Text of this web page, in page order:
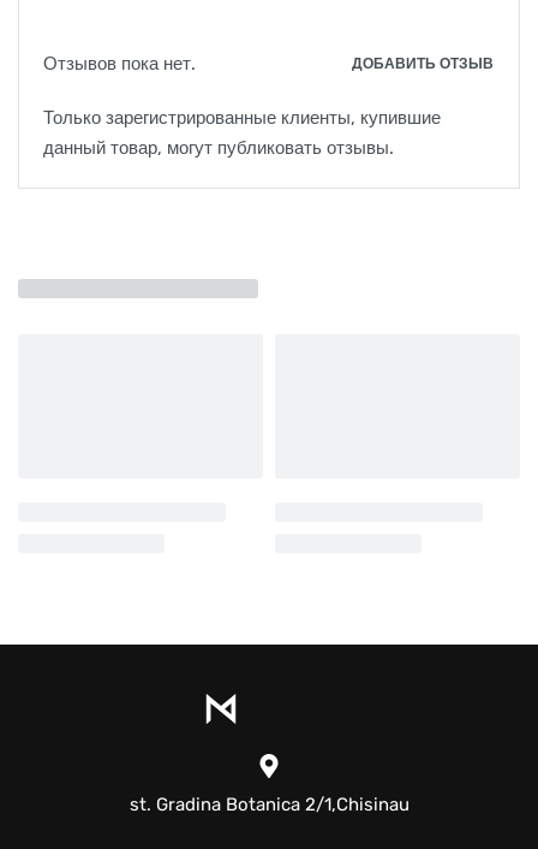
Отзывов пока нет. ДОБАВИТЬ ОТЗЫВ
Только зарегистрированные клиенты, купившие
данный товар, могут публиковать отзывы.
st. Gradina Botanica 2/1,Chisinau